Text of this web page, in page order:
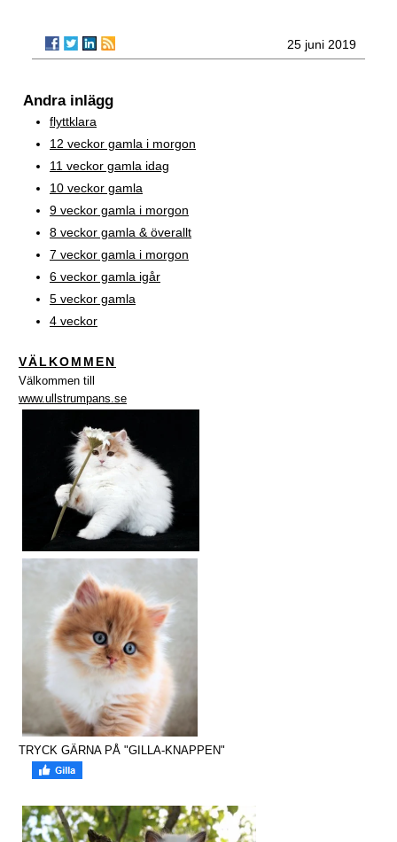
25 juni 2019
Andra inlägg
flyttklara
12 veckor gamla i morgon
11 veckor gamla idag
10 veckor gamla
9 veckor gamla i morgon
8 veckor gamla & överallt
7 veckor gamla i morgon
6 veckor gamla igår
5 veckor gamla
4 veckor
VÄLKOMMEN
Välkommen till
www.ullstrumpans.se
TRYCK GÄRNA PÅ "GILLA-KNAPPEN"